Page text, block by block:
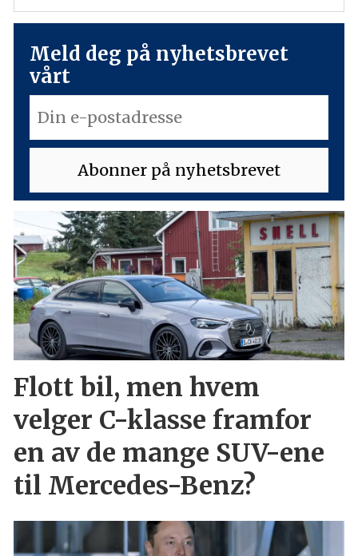
Meld deg på nyhetsbrevet
vårt
Flott bil, men hvem
velger C-klasse framfor
en av de mange SUV-ene
til Mercedes-Benz?